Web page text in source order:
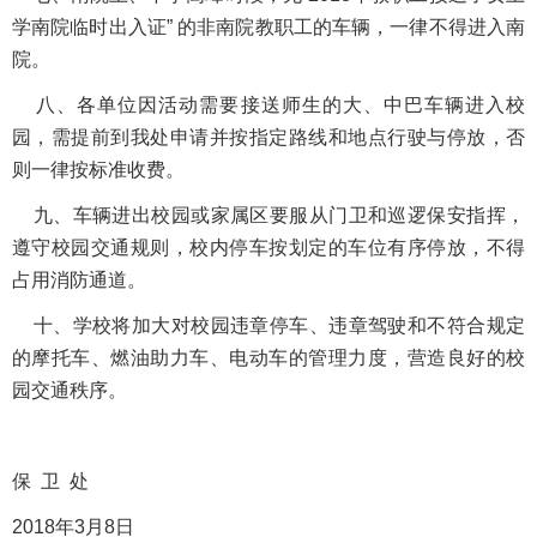
学南院临时出入证” 的非南院教职工的车辆，一律不得进入南
院。
八、各单位因活动需要接送师生的大、中巴车辆进入校
园，需提前到我处申请并按指定路线和地点行驶与停放，否
则一律按标准收费。
九、车辆进出校园或家属区要服从门卫和巡逻保安指挥，
遵守校园交通规则，校内停车按划定的车位有序停放，不得
占用消防通道。
十、学校将加大对校园违章停车、违章驾驶和不符合规定
的摩托车、燃油助力车、电动车的管理力度，营造良好的校
园交通秩序。
保 卫 处
2018年3月8日